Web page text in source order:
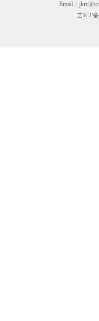
Email：
吉ICP